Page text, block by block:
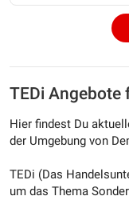
TEDi Angebote
Hier findest Du
der Umgebung von
TEDi (Das
um das Thema